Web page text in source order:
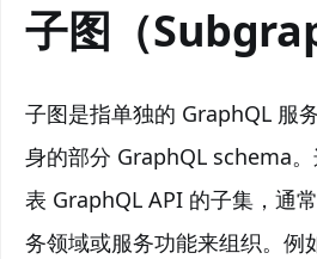
子图（
子图是指单独的 GraphQL 服
身的部分 GraphQL schema
表 GraphQL API 的子集，通
务领域或服务功能来组织。例